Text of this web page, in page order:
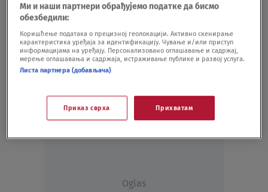
priznanja Makedonske pravoslavne crkve
Joanikije postavio Gojka Perovića na
najznačajniju poziciju MCP
SVET30.09.21.
Odbijen zahtev da se Cetinjski manastir
Oglas
Ми и наши партнери обрађујемо податке да бисмо
обезбедили:
Коришћење података о прецизној геолокацији. Активно скенирање
карактеристика уређаја за идентификацију. Чување и/или приступ
информацијама на уређају. Персонализовано оглашавање и садржај,
мерење оглашавања и садржаја, истраживање публике и развој услуга.
Листа партнера (добављача)
Приказ сврха Прихватам